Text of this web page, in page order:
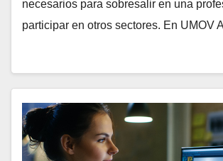
necesarios para sobresalir en una
participar en otros sectores. En UMOV